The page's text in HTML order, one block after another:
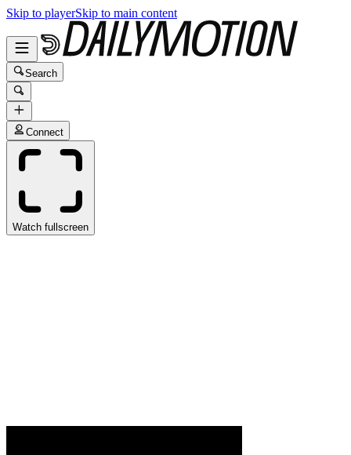
Skip to playerSkip to main content
Search
Connect
Watch fullscreen